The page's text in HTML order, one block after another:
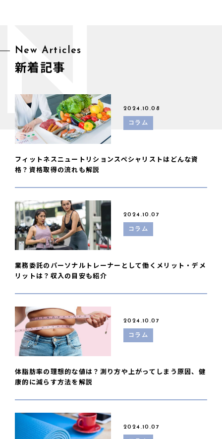
New Articles
新着記事
2024.10.08
コラム
フィットネスニュートリションスペシャリストはどんな資
格？資格取得の流れも解説
2024.10.07
コラム
業務委託のパーソナルトレーナーとして働くメリット・デメ
リットは？収入の目安も紹介
2024.10.07
コラム
体脂肪率の理想的な値は？測り方や上がってしまう原因、健
康的に減らす方法を解説
2024.10.07